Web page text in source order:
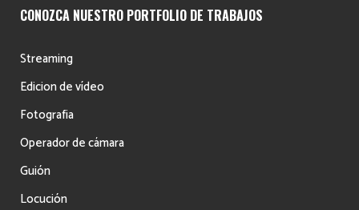
CONOZCA NUESTRO PORTFOLIO DE TRABAJOS
Streaming
Edicion de vídeo
Fotografia
Operador de cámara
Guión
Locución